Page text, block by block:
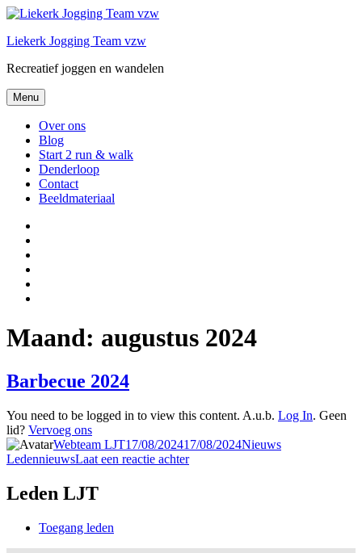
Spring
de
Liekerk Jogging Team vzw
Recreatief joggen en wandelen
Menu
Over ons
Blog
Start 2 run & walk
Denderloop
Contact
Beeldmateriaal
Maand: augustus 2024
Barbecue 2024
You need to be logged in to view this content. A.u.b. Log In. Geen
lid? Vervoeg ons
Auteur
Webteam LJTGepubliceerd
op
17/08/202417/08/2024Categorieën
NieuwsTags
LedennieuwsLaat een reactie achterop
Leden LJT
Toegang leden